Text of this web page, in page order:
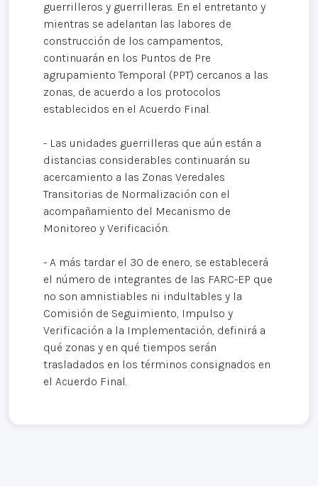
guerrilleros y guerrilleras. En el entretanto y
mientras se adelantan las labores de
construcción de los campamentos,
continuarán en los Puntos de Pre
agrupamiento Temporal (PPT) cercanos a las
zonas, de acuerdo a los protocolos
establecidos en el Acuerdo Final.
- Las unidades guerrilleras que aún están a
distancias considerables continuarán su
acercamiento a las Zonas Veredales
Transitorias de Normalización con el
acompañamiento del Mecanismo de
Monitoreo y Verificación.
- A más tardar el 30 de enero, se establecerá
el número de integrantes de las FARC-EP que
no son amnistiables ni indultables y la
Comisión de Seguimiento, Impulso y
Verificación a la Implementación, definirá a
qué zonas y en qué tiempos serán
trasladados en los términos consignados en
el Acuerdo Final.